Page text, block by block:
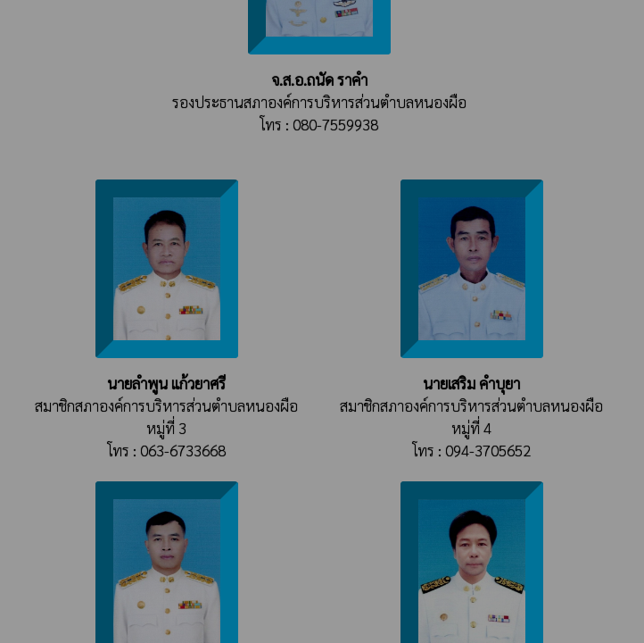
จ.ส.อ.ถนัด ราคำ
รองประธานสภาองค์การบริหารส่วนตำบลหนองผือ
โทร : 080-7559938
นายลำพูน แก้วยาศรี
สมาชิกสภาองค์การบริหารส่วนตำบลหนองผือ
หมู่ที่ 3
โทร : 063-6733668
นายเสริม คำบุยา
สมาชิกสภาองค์การบริหารส่วนตำบลหนองผือ
หมู่ที่ 4
โทร : 094-3705652